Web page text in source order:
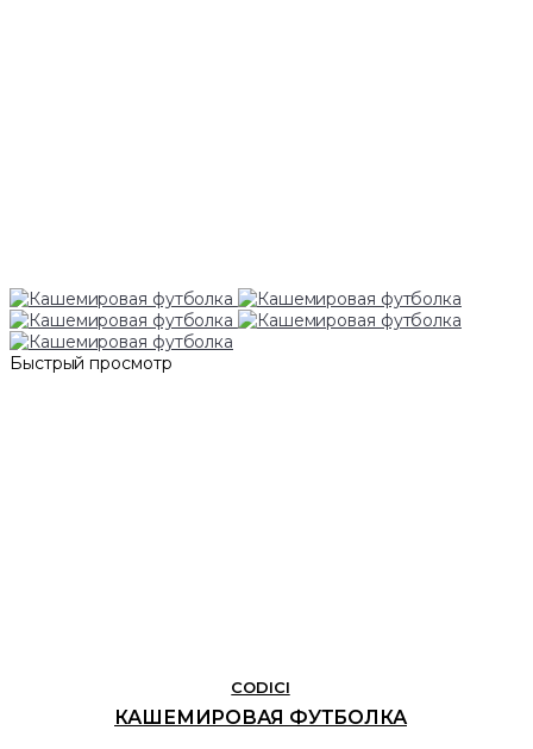
Быстрый просмотр
CODICI
КАШЕМИРОВАЯ ФУТБОЛКА